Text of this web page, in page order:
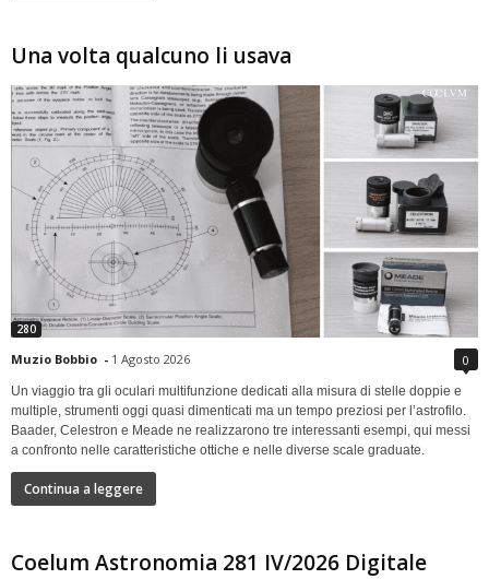
Una volta qualcuno li usava
280
Muzio Bobbio - 1 Agosto 2026 0
Un viaggio tra gli oculari multifunzione dedicati alla misura di stelle doppie e
multiple, strumenti oggi quasi dimenticati ma un tempo preziosi per l’astrofilo.
Baader, Celestron e Meade ne realizzarono tre interessanti esempi, qui messi
a confronto nelle caratteristiche ottiche e nelle diverse scale graduate.
Continua a leggere
Coelum Astronomia 281 IV/2026 Digitale